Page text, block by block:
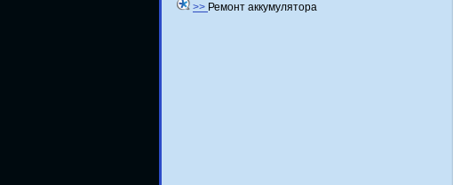
>> Ремонт аккумулятора